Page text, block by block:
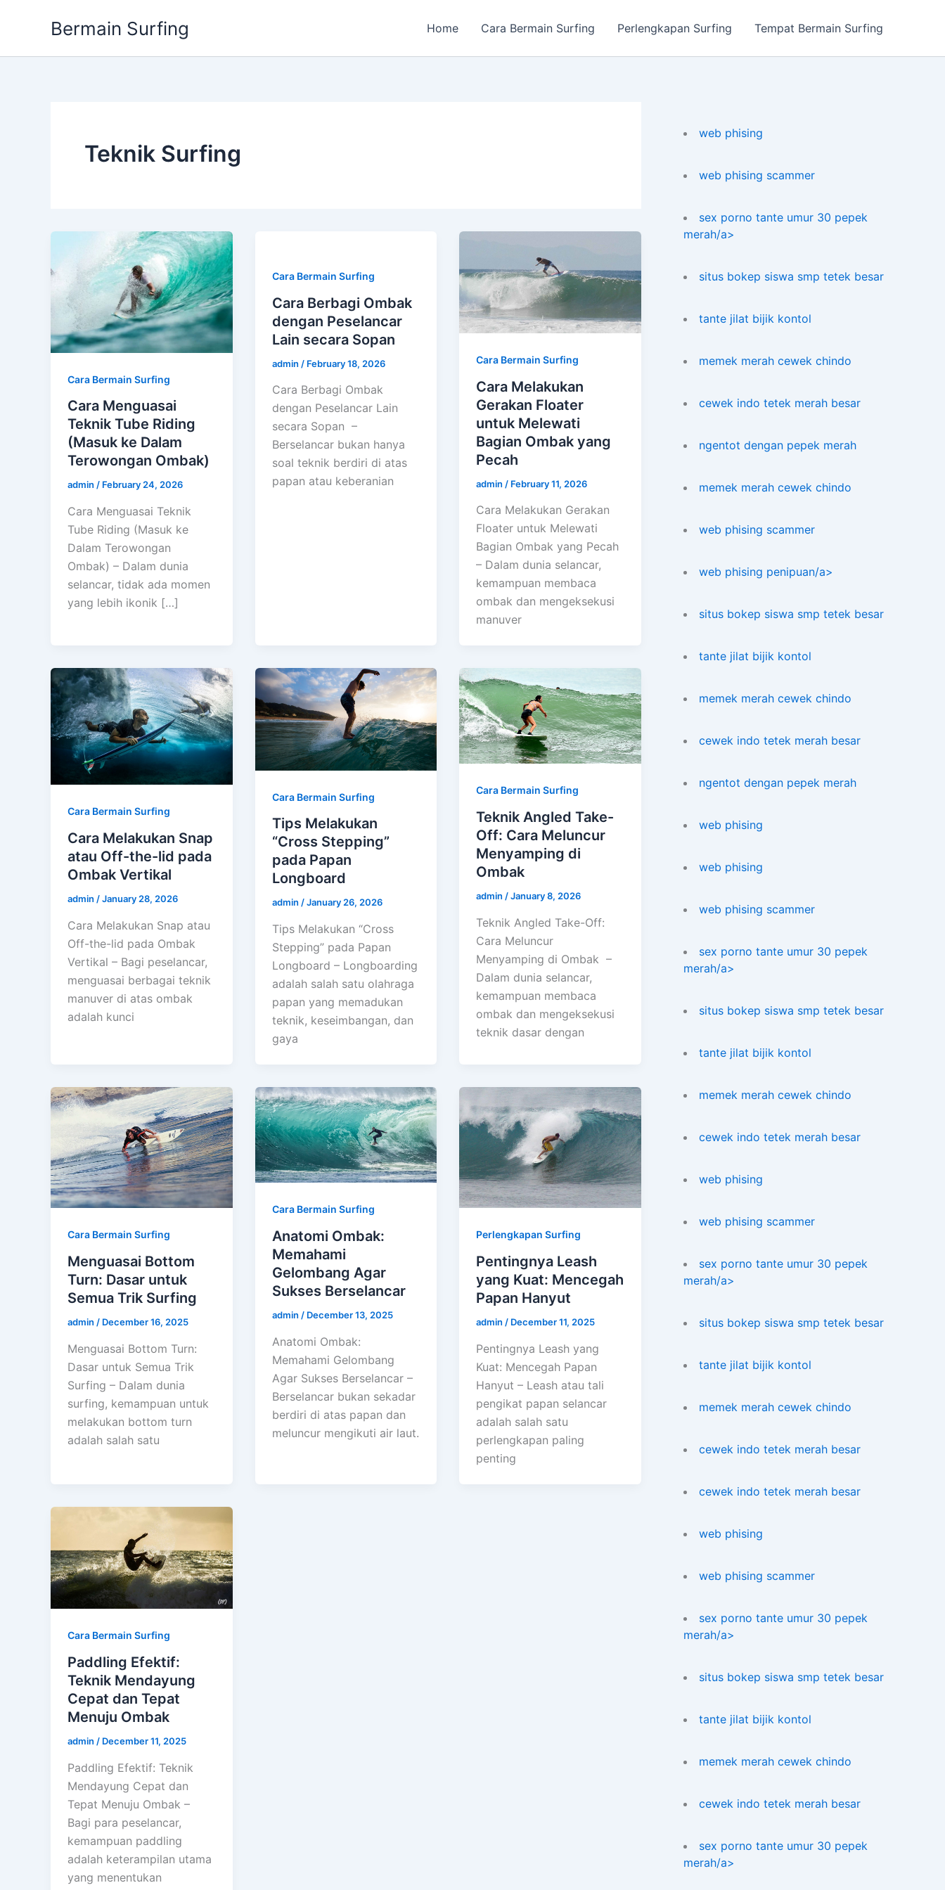
Bermain Surfing Home Cara Bermain Surfing Perlengkapan Surfing Tempat Bermain Surfing
Teknik Surfing
Cara Bermain Surfing
Cara Menguasai
Teknik Tube Riding
(Masuk ke Dalam
Terowongan Ombak)
admin / February 24, 2026
Cara Menguasai Teknik
Tube Riding (Masuk ke
Dalam Terowongan
Ombak) – Dalam dunia
selancar, tidak ada momen
yang lebih ikonik […]
Cara Bermain Surfing
Cara Berbagi Ombak
dengan Peselancar
Lain secara Sopan
admin / February 18, 2026
Cara Berbagi Ombak
dengan Peselancar Lain
secara Sopan –
Berselancar bukan hanya
soal teknik berdiri di atas
papan atau keberanian
Cara Bermain Surfing
Cara Melakukan
Gerakan Floater
untuk Melewati
Bagian Ombak yang
Pecah
admin / February 11, 2026
Cara Melakukan Gerakan
Floater untuk Melewati
Bagian Ombak yang Pecah
– Dalam dunia selancar,
kemampuan membaca
ombak dan mengeksekusi
manuver
Cara Bermain Surfing
Cara Melakukan Snap
atau Off-the-lid pada
Ombak Vertikal
admin /January 28, 2026
Cara Melakukan Snap atau
Off-the-lid pada Ombak
Vertikal – Bagi peselancar,
menguasai berbagai teknik
manuver di atas ombak
adalah kunci
Cara Bermain Surfing
Tips Melakukan
“Cross Stepping”
pada Papan
Longboard
admin /January 26, 2026
Tips Melakukan “Cross
Stepping” pada Papan
Longboard – Longboarding
adalah salah satu olahraga
papan yang memadukan
teknik, keseimbangan, dan
gaya
Cara Bermain Surfing
Teknik Angled Take-
Off: Cara Meluncur
Menyamping di
Ombak
admin /January 8, 2026
Teknik Angled Take-Off:
Cara Meluncur
Menyamping di Ombak –
Dalam dunia selancar,
kemampuan membaca
ombak dan mengeksekusi
teknik dasar dengan
Cara Bermain Surfing
Menguasai Bottom
Turn: Dasar untuk
Semua Trik Surfing
admin / December 16, 2025
Menguasai Bottom Turn:
Dasar untuk Semua Trik
Surfing – Dalam dunia
surfing, kemampuan untuk
melakukan bottom turn
adalah salah satu
Cara Bermain Surfing
Anatomi Ombak:
Memahami
Gelombang Agar
Sukses Berselancar
admin / December 13, 2025
Anatomi Ombak:
Memahami Gelombang
Agar Sukses Berselancar –
Berselancar bukan sekadar
berdiri di atas papan dan
meluncur mengikuti air laut.
Perlengkapan Surfing
Pentingnya Leash
yang Kuat: Mencegah
Papan Hanyut
admin / December 11, 2025
Pentingnya Leash yang
Kuat: Mencegah Papan
Hanyut – Leash atau tali
pengikat papan selancar
adalah salah satu
perlengkapan paling
penting
Cara Bermain Surfing
Paddling Efektif:
Teknik Mendayung
Cepat dan Tepat
Menuju Ombak
admin / December 11, 2025
Paddling Efektif: Teknik
Mendayung Cepat dan
Tepat Menuju Ombak –
Bagi para peselancar,
kemampuan paddling
adalah keterampilan utama
yang menentukan
web phising
web phising scammer
sex porno tante umur 30 pepek
merah/a>
situs bokep siswa smp tetek besar
tante jilat bijik kontol
memek merah cewek chindo
cewek indo tetek merah besar
ngentot dengan pepek merah
memek merah cewek chindo
web phising scammer
web phising penipuan/a>
situs bokep siswa smp tetek besar
tante jilat bijik kontol
memek merah cewek chindo
cewek indo tetek merah besar
ngentot dengan pepek merah
web phising
web phising
web phising scammer
sex porno tante umur 30 pepek
merah/a>
situs bokep siswa smp tetek besar
tante jilat bijik kontol
memek merah cewek chindo
cewek indo tetek merah besar
web phising
web phising scammer
sex porno tante umur 30 pepek
merah/a>
situs bokep siswa smp tetek besar
tante jilat bijik kontol
memek merah cewek chindo
cewek indo tetek merah besar
cewek indo tetek merah besar
web phising
web phising scammer
sex porno tante umur 30 pepek
merah/a>
situs bokep siswa smp tetek besar
tante jilat bijik kontol
memek merah cewek chindo
cewek indo tetek merah besar
sex porno tante umur 30 pepek
merah/a>